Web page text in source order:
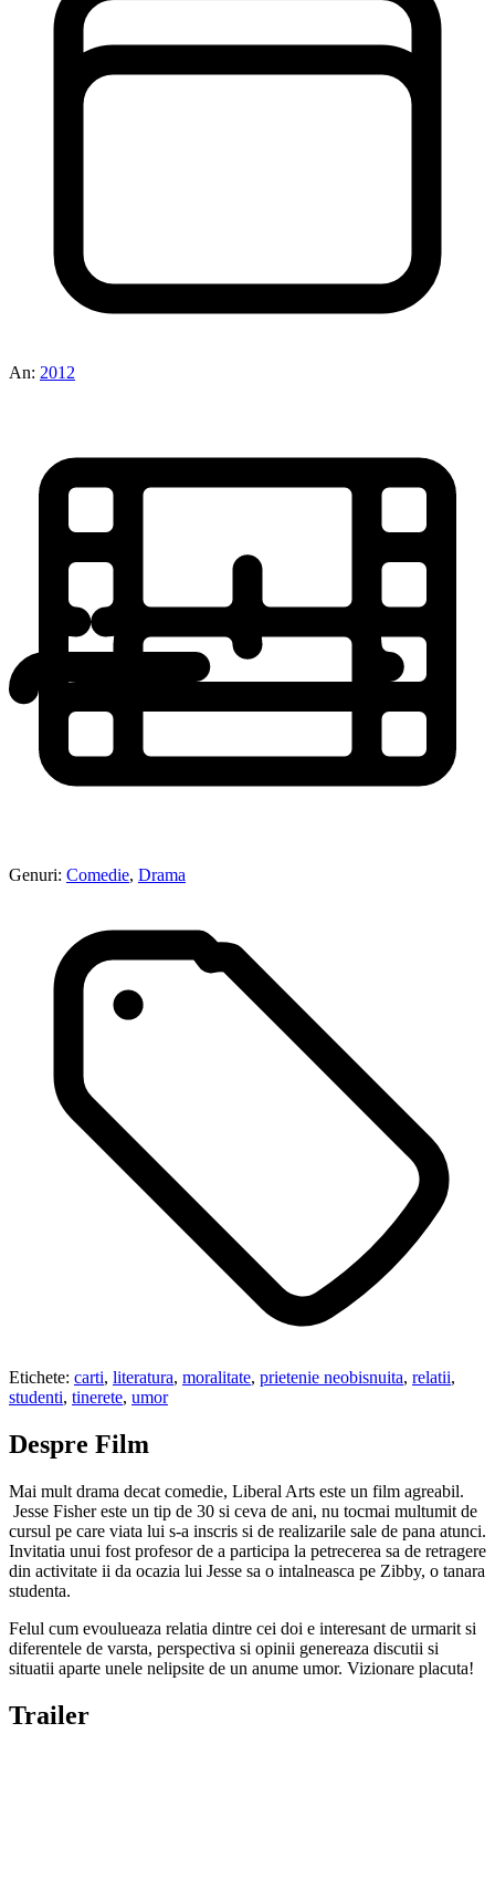
An: 2012
Genuri: Comedie, Drama
Etichete: carti, literatura, moralitate, prietenie neobisnuita, relatii,
studenti, tinerete, umor
Despre Film
Mai mult drama decat comedie, Liberal Arts este un film agreabil.
Jesse Fisher este un tip de 30 si ceva de ani, nu tocmai multumit de
cursul pe care viata lui s-a inscris si de realizarile sale de pana atunci.
Invitatia unui fost profesor de a participa la petrecerea sa de retragere
din activitate ii da ocazia lui Jesse sa o intalneasca pe Zibby, o tanara
studenta.
Felul cum evoulueaza relatia dintre cei doi e interesant de urmarit si
diferentele de varsta, perspectiva si opinii genereaza discutii si
situatii aparte unele nelipsite de un anume umor. Vizionare placuta!
Trailer